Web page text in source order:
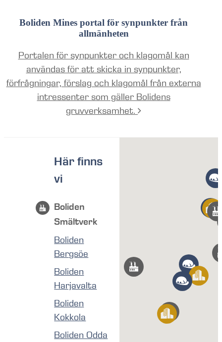
Boliden Mines portal för synpunkter från
allmänheten
Portalen för synpunkter och klagomål kan
användas för att skicka in synpunkter,
förfrågningar, förslag och klagomål från externa
intressenter som gäller Bolidens
gruvverksamhet.
Här finns
vi
Boliden
Smältverk
Boliden
Bergsöe
Boliden
Harjavalta
Boliden
Kokkola
Boliden Odda